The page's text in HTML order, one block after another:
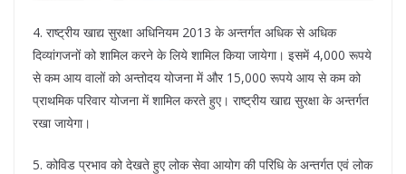
4. राष्ट्रीय खाद्य सुरक्षा अधिनियम 2013 के अन्तर्गत अधिक से अधिक
दिव्यांगजनों को शामिल करने के लिये शामिल किया जायेगा। इसमें 4,000 रूपये
से कम आय वालों को अन्तोदय योजना में और 15,000 रूपये आय से कम को
प्राथमिक परिवार योजना में शामिल करते हुए। राष्ट्रीय खाद्य सुरक्षा के अन्तर्गत
रखा जायेगा।
5. कोविड प्रभाव को देखते हुए लोक सेवा आयोग की परिधि के अन्तर्गत एवं लोक